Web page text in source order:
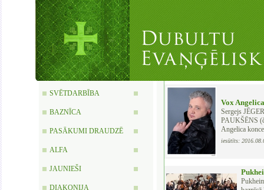
SVĒTDARBĪBA
BAZNĪCA
PASĀKUMI DRAUDZĒ
ALFA
JAUNIEŠI
DIAKONIJA
Vox
Sergejs
PAUKŠĒNS
Angelica
iesūtīts: